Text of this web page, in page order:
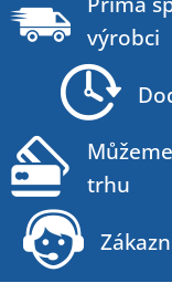
p
výrobci
trhu